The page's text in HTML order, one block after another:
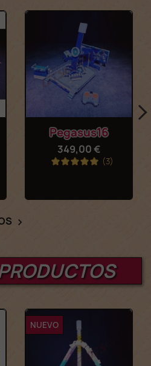
Pegasus16
349,00 €
(3)

NUEVO